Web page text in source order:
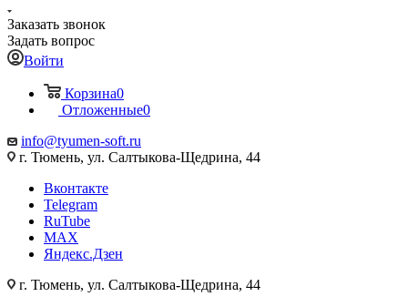
Заказать звонок
Задать вопрос
Войти
Корзина0
Отложенные0
info@tyumen-soft.ru
г. Тюмень, ул. Салтыкова-Щедрина, 44
Вконтакте
Telegram
RuTube
MAX
Яндекс.Дзен
г. Тюмень, ул. Салтыкова-Щедрина, 44